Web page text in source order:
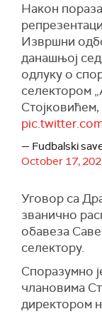
Након
Извршни
данашњој
одлуку о
селектором
— Fudbalski
October 17,
Уговор са
званично
обавеза
селектору.
Споразумно
члановима
директором